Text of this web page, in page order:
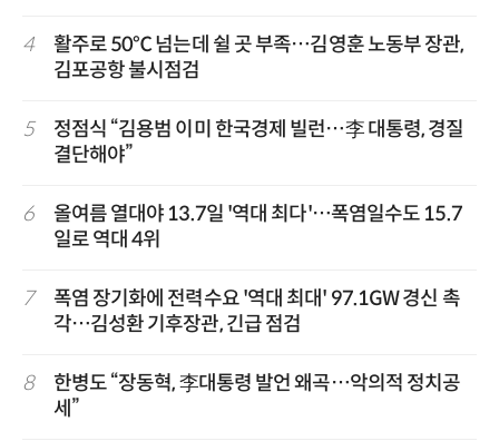
4
활주로 50℃ 넘는데 쉴 곳 부족…김영훈 노동부 장관,
김포공항 불시점검
5
정점식 “김용범 이미 한국경제 빌런…李 대통령, 경질
결단해야”
6
올여름 열대야 13.7일 '역대 최다'…폭염일수도 15.7
일로 역대 4위
7
폭염 장기화에 전력수요 '역대 최대' 97.1GW 경신 촉
각…김성환 기후장관, 긴급 점검
8
한병도 “장동혁, 李대통령 발언 왜곡…악의적 정치공
세”